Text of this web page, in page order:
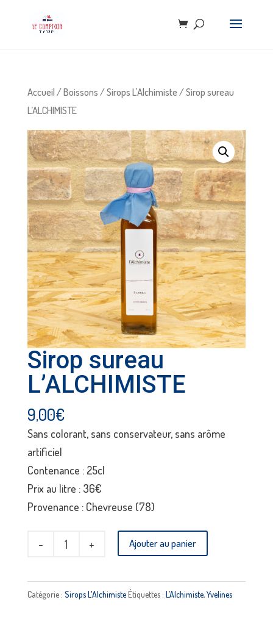
Accueil/Boissons/Sirops L'Alchimiste/ Sirop sureau
L’ALCHIMISTE
Sirop sureau
L’ALCHIMISTE
9,00€
Sans colorant, sans conservateur, sans arôme
artificiel
Contenance : 25cl
Prix au litre : 36€
Provenance : Chevreuse (78)
quantité
sureau
Ajouter au panier
Catégorie : Sirops L'AlchimisteÉtiquettes : L’Alchimiste,Yvelines